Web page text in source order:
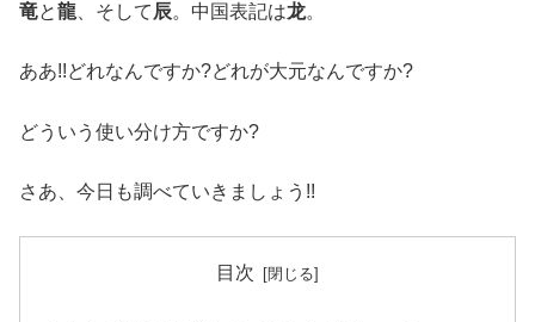
竜と龍 、そして 辰。中国表記は龙。
ああ!!どれなんですか?どれが大元なんですか?
どういう使い分け方ですか?
さあ、今日も調べていきましょう!!
目次